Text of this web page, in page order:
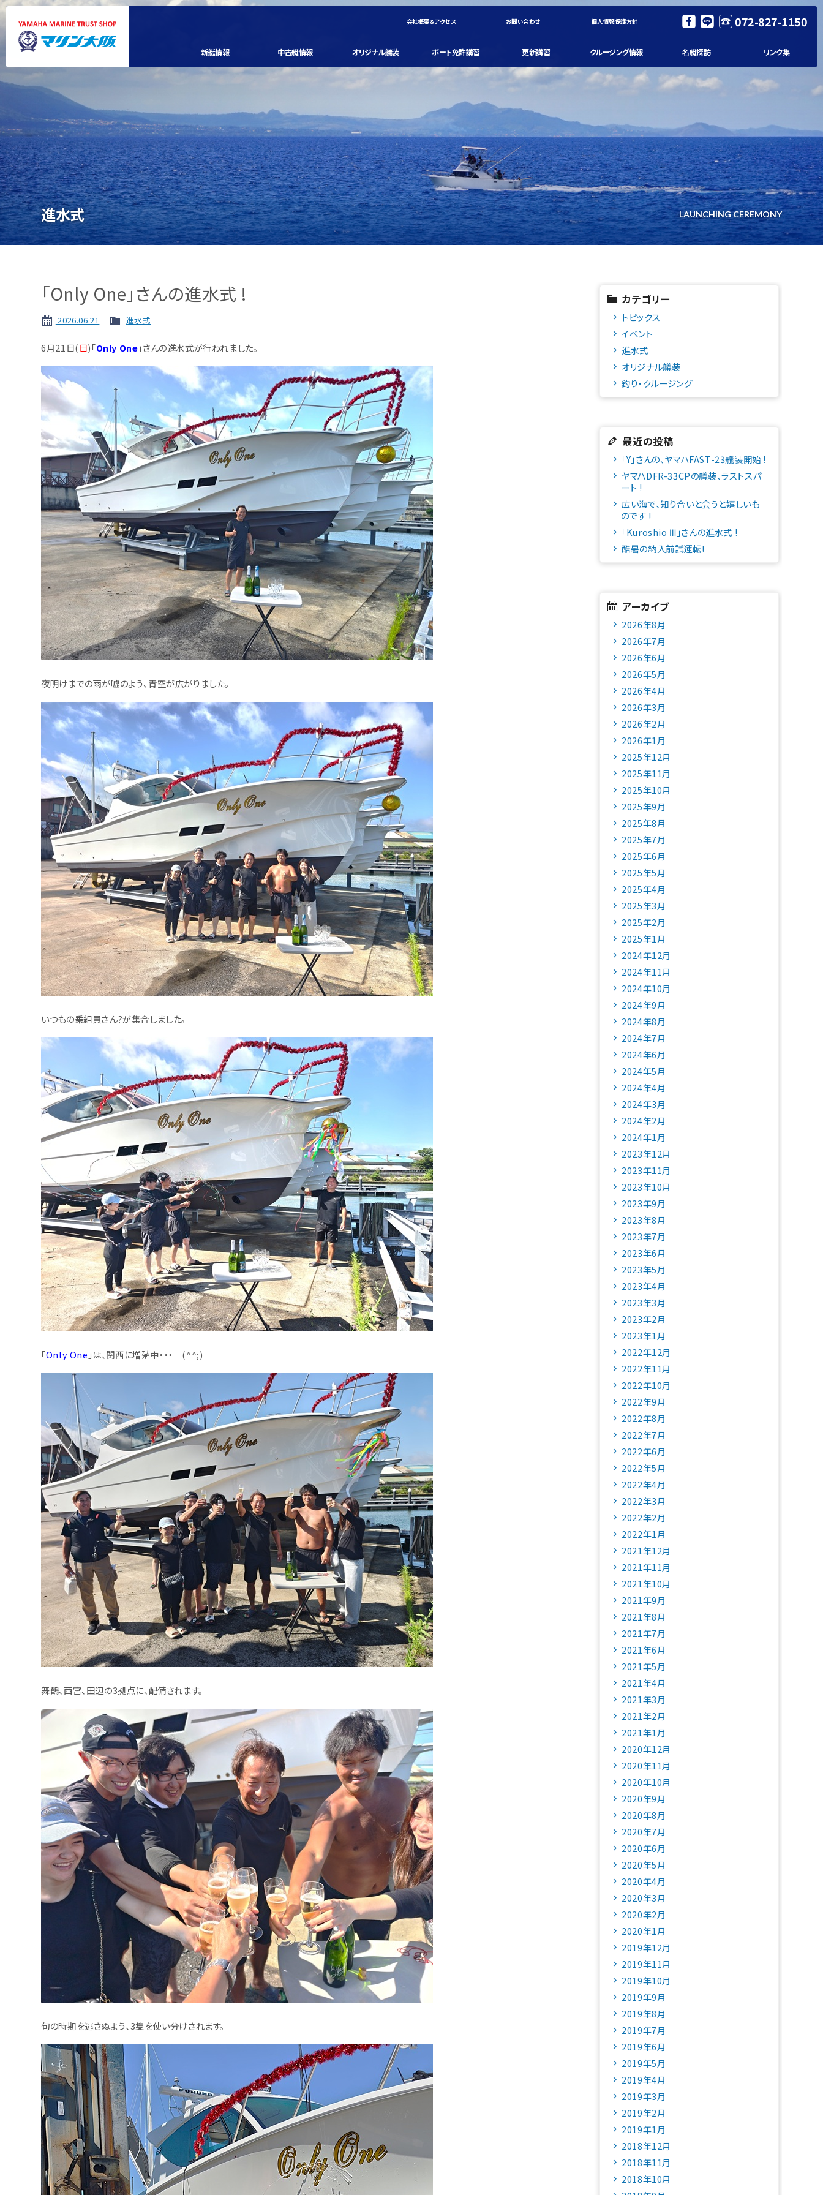
会社概要＆アクセス お問い合わせ 個人情報保護方針 072-827-1150
新艇情報 中古艇情報 オリジナル艤装 ボート免許講習 更新講習 クルージング情報 名艇探訪 リンク集
進水式 LAUNCHING CEREMONY
「Only One」さんの進水式 !
2026.06.21 進水式
6月21日(日)「Only One」さんの進水式が行われました。
夜明けまでの雨が嘘のよう、青空が広がりました。
いつもの乗組員さん?が集合しました。
「Only One 」は、関西に増殖中・・・ (^^;)
舞鶴、西宮、田辺の3拠点に、配備されます。
旬の時期を逃さぬよう、3隻を使い分けされます。
カテゴリー
トピックス
イベント
進水式
オリジナル艤装
釣り・クルージング
最近の投稿
「Y」さんの、ヤマハFAST-23艤装開始 !
ヤマハDFR-33CPの艤装、ラストスパ
ート !
広い海で、知り合いと会うと嬉しいも
のです !
「Kuroshio Ⅲ」さんの進水式 !
酷暑の納入前試運転!
アーカイブ
2026年8月
2026年7月
2026年6月
2026年5月
2026年4月
2026年3月
2026年2月
2026年1月
2025年12月
2025年11月
2025年10月
2025年9月
2025年8月
2025年7月
2025年6月
2025年5月
2025年4月
2025年3月
2025年2月
2025年1月
2024年12月
2024年11月
2024年10月
2024年9月
2024年8月
2024年7月
2024年6月
2024年5月
2024年4月
2024年3月
2024年2月
2024年1月
2023年12月
2023年11月
2023年10月
2023年9月
2023年8月
2023年7月
2023年6月
2023年5月
2023年4月
2023年3月
2023年2月
2023年1月
2022年12月
2022年11月
2022年10月
2022年9月
2022年8月
2022年7月
2022年6月
2022年5月
2022年4月
2022年3月
2022年2月
2022年1月
2021年12月
2021年11月
2021年10月
2021年9月
2021年8月
2021年7月
2021年6月
2021年5月
2021年4月
2021年3月
2021年2月
2021年1月
2020年12月
2020年11月
2020年10月
2020年9月
2020年8月
2020年7月
2020年6月
2020年5月
2020年4月
2020年3月
2020年2月
2020年1月
2019年12月
2019年11月
2019年10月
2019年9月
2019年8月
2019年7月
2019年6月
2019年5月
2019年4月
2019年3月
2019年2月
2019年1月
2018年12月
2018年11月
2018年10月